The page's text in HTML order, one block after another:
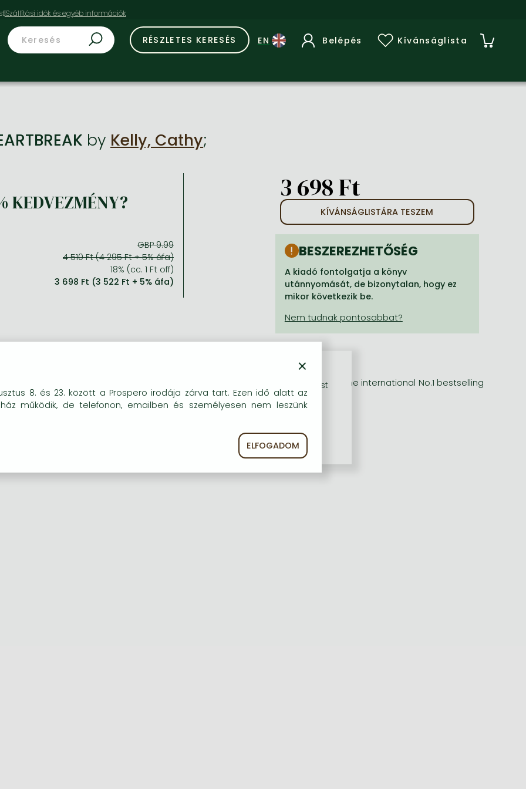
RÉSZLETES KERESÉS Belépés Kívánságlista
by Kelly, Cathy;
KEDVEZMÉNY?
GBP 9.99
4 510 Ft (4 295 Ft + 5% áfa)
18% (cc. 1 Ft off)
3 698 Ft (3 522 Ft + 5% áfa)
3 698 Ft
KÍVÁNSÁGLISTÁRA TESZEM
BESZEREZHETŐSÉG
A kiadó fontolgatja a könyv
utánnyomását, de bizonytalan, hogy ez
mikor következik be.
Lives. Three Loves. Three Reasons to Let Go - the compelling new novel from the international No.1 bestselling
×
8. és 23. között a Prospero irodája zárva tart. Ezen idő alatt az
működik, de telefonon, emailben és személyesen nem leszünk
ELFOGADOM
kat (sütiket) használunk, melyek célja, hogy teljesebb körű szolgáltatást
részére.